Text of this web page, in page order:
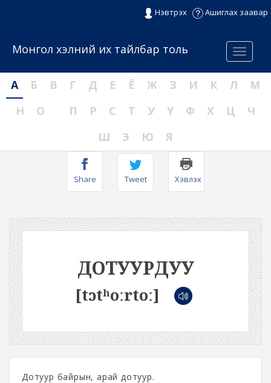
Нэвтрэх Ашиглах заавар
Menu
Монгол хэлний их тайлбар толь
А Б В Г Д Е Ё Ж З И К Л
М
Н
О П Р С Т У Ү Ф Х Ц
Ч
Ш
Э Ю Я
Share Tweet Хэвлэх
ДОТУУРДУУ
[tɔtʰoːrtoː]
Дотуур байрын, арай дотуур.